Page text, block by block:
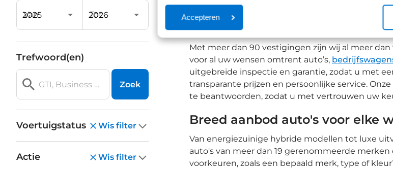
Accepteren
Van Tot
Trefwoord(en)
Zoek
Voertuigstatus Wis filter
Actie Wis filter
Waarom kiezen voor 'een
Met meer dan 90 vestigingen zijn wij al meer
voor al uw wensen omtrent auto’s,
uitgebreide inspectie en garantie, zodat u met
transparante prijzen en persoonlijke service.
te beantwoorden, zodat u met vertrouwen uw
Breed aanbod auto's voor elke
Van energiezuinige hybride modellen tot luxe
auto's van meer dan 19 gerenommeerde
voorkeuren, zoals een bepaald merk, type of